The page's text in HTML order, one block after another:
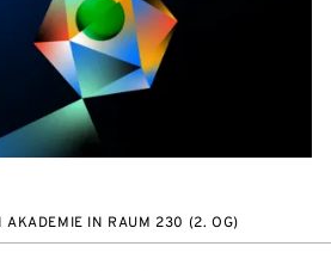
AKADEMIE IN RAUM 230 (2. OG)